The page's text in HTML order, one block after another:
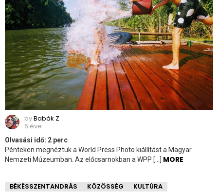
byBabák Z
6 éve
Olvasási idő: 2 perc
Pénteken megnéztük a World Press Photo kiállítást a Magyar
Nemzeti Múzeumban. Az előcsarnokban a WPP […] MORE
BÉKÉSSZENTANDRÁS KÖZÖSSÉG KULTÚRA